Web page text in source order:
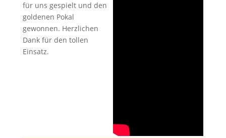
für uns gespielt und den
goldenen Pokal
gewonnen. Herzlichen
Dank für den tollen
Einsatz.